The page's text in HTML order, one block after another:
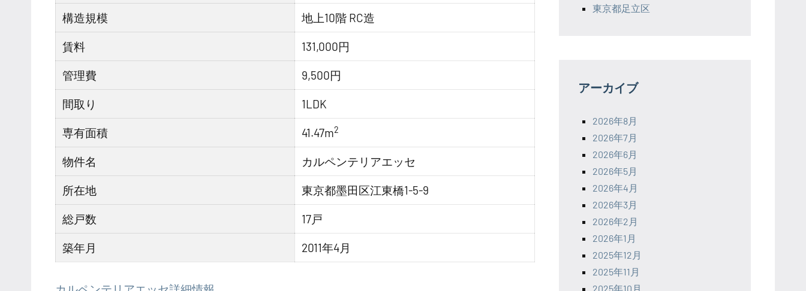
構造規模 地上10階 RC造
賃料 131,000円
管理費 9,500円
間取り 1LDK
専有面積 41.47m2
物件名 カルペンテリアエッセ
所在地 東京都墨田区江東橋1-5-9
総戸数 17戸
築年月 2011年4月
東京都足立区
アーカイブ
2026年8月
2026年7月
2026年6月
2026年5月
2026年4月
2026年3月
2026年2月
2026年1月
2025年12月
2025年11月
2025年10月